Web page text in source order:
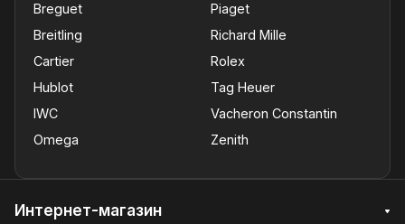
Breguet
Breitling
Cartier
Hublot
IWC
Omega
Piaget
Richard Mille
Rolex
Tag Heuer
Vacheron Constantin
Zenith
Интернет-магазин